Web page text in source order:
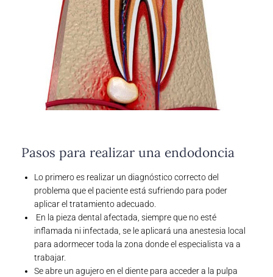
Pasos para realizar una endodoncia
Lo primero es realizar un diagnóstico correcto del
problema que el paciente está sufriendo para poder
aplicar el tratamiento adecuado.
En la pieza dental afectada, siempre que no esté
inflamada ni infectada, se le aplicará una anestesia local
para adormecer toda la zona donde el especialista va a
trabajar.
Se abre un agujero en el diente para acceder a la pulpa